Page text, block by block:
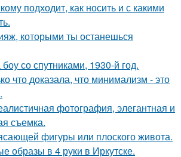
подходит, как носить и с какими
которыми ты останешься
со спутниками, 1930-й год.
что доказала, что минимализм - это
фотография, элегантная и
съемка.
фигуры или плоского живота.
образы в 4 руки в Иркутске.